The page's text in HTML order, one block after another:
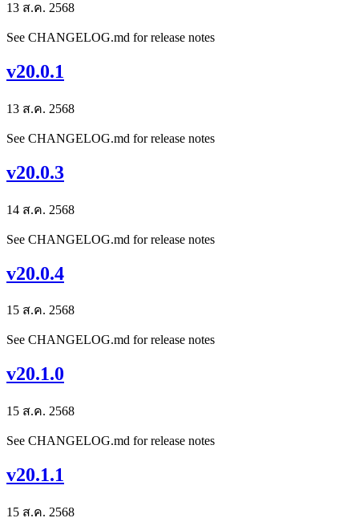
13 ส.ค. 2568
See CHANGELOG.md for release notes
v20.0.1
13 ส.ค. 2568
See CHANGELOG.md for release notes
v20.0.3
14 ส.ค. 2568
See CHANGELOG.md for release notes
v20.0.4
15 ส.ค. 2568
See CHANGELOG.md for release notes
v20.1.0
15 ส.ค. 2568
See CHANGELOG.md for release notes
v20.1.1
15 ส.ค. 2568